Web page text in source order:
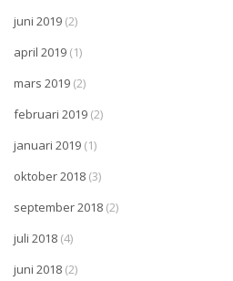
juni 2019 (2)
april 2019 (1)
mars 2019 (2)
februari 2019 (2)
januari 2019 (1)
oktober 2018 (3)
september 2018 (2)
juli 2018 (4)
juni 2018 (2)